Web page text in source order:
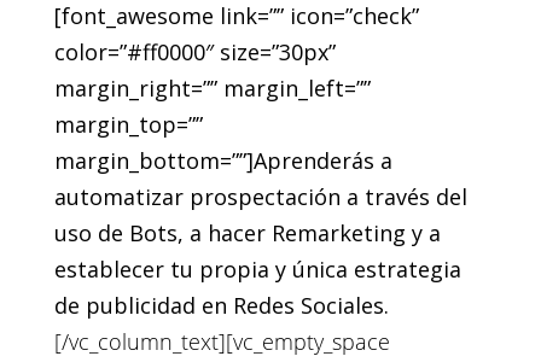
[font_awesome link=”” icon=”check”
color=”#ff0000″ size=”30px”
margin_right=”” margin_left=””
margin_top=””
margin_bottom=””]Aprenderás a
automatizar prospectación a través del
uso de Bots, a hacer Remarketing y a
establecer tu propia y única estrategia
de publicidad en Redes Sociales.
[/vc_column_text][vc_empty_space